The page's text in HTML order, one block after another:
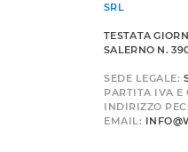
SRL
TESTATA
SALERNO N.
SEDE LEGALE:
PARTITA IVA E
INDIRIZZO PEC:
EMAIL: